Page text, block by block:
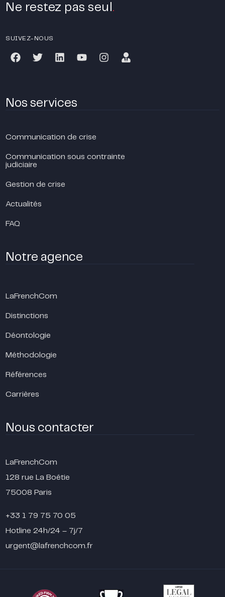
Ne restez pas seul .
SUIVEZ-NOUS
Nos services
Communication de crise
Communication sous contrainte
judiciaire
Gestion de crise
Actualités
FAQ
Notre agence
LaFrenchCom
Distinctions
Déontologie
Méthodologie
Références
Carrières
Nous contacter
LaFrenchCom
128 rue La Boétie
75008 Paris
+33 1 79 75 70 05
Hotline 24h/24 – 7j/7
urgent@lafrenchcom.fr